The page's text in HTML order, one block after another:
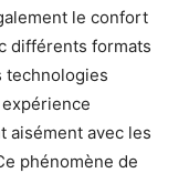
le confort
différents formats
technologies
aisément avec les
phénomène de